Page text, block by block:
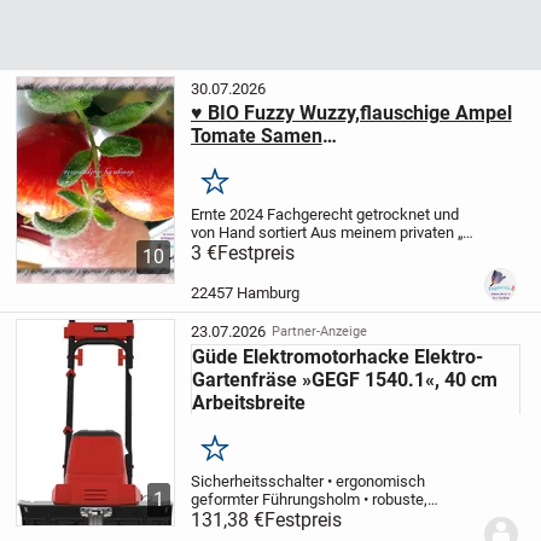
10
30.07.2026
♥ BIO Fuzzy Wuzzy,flauschige Ampel
Tomate Samen
rten,samenfest,Alte Sorte
Merken
Ernte 2024 Fachgerecht getrocknet und
von Hand sortiert Aus meinem privaten „
BIO-Garten “ - nur ♥ Liebe und
Aussaat.-/ Kulturanleitung Bist Du dabei ?
Ich möchte ♥ Schönes bewahren ♥ und
diese besonderen Raritäten mit Ihnen
teilen um sie so zu erhalten. Alle meine
Saatgut-Schätzchen stammen aus
meinem privaten ' Bio-Garten ', weil ich
aber keine Missverständnisse möchte
habe ich meine Annoncen hier als
gewerblich eingestellt.
3 €Festpreis
22457 Hamburg
1
23.07.2026 Partner-Anzeige
Güde Elektromotorhacke Elektro-
Gartenfräse »GEGF 1540.1«, 40 cm
Arbeitsbreite
Merken
Sicherheitsschalter • ergonomisch
geformter Führungsholm • robuste,
gekröpfte Hackmesser für effektives
Arbeiten • Kabelzugentlastung •
131,38 €Festpreis